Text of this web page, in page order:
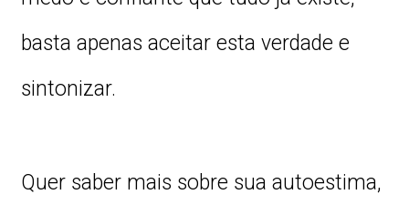
basta apenas aceitar esta verdade e
sintonizar.
Quer saber mais sobre sua autoestima,